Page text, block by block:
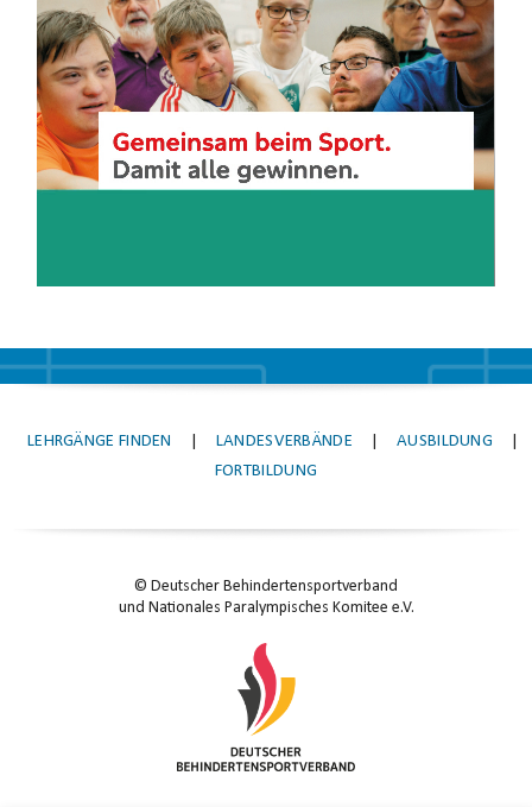
Player
LEHRGÄNGE FINDEN LANDESVERBÄNDE AUSBILDUNG
FORTBILDUNG
© Deutscher Behindertensportverband
und Nationales Paralympisches Komitee e.V.